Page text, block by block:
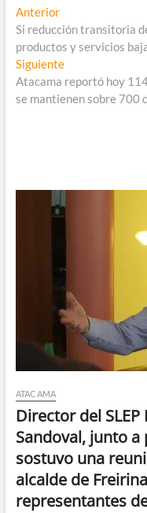
Navegación
de
entradas
AnteriorEntrada
anterior:
Si reducción transitoria
productos y servicios
SiguienteEntrada
siguiente:
Atacama reportó hoy
se mantienen sobre 700
ATACAMA
Director del
Sandoval, junto
sostuvo una
alcalde de
representantes